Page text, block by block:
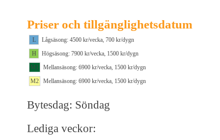
Priser och tillgänglighetsdatum
L
Lågsäsong: 4500 kr/vecka, 700 kr/dygn
H
Högsäsong: 7900 kr/vecka, 1500 kr/dygn
M1
Mellansäsong: 6900 kr/vecka, 1500 kr/dygn
M2
Mellansäsong: 6900 kr/vecka, 1500 kr/dygn
Bytesdag: Söndag
Lediga veckor: